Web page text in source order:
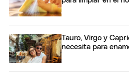
Tauro, Virgo y
necesita para